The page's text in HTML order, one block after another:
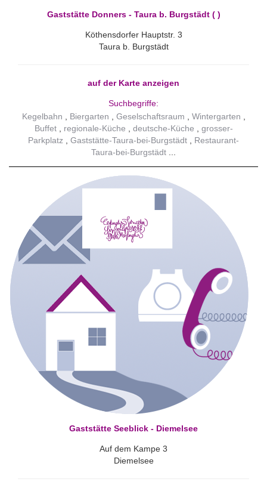
Gaststätte Donners - Taura b. Burgstädt ( )
Köthensdorfer Hauptstr. 3
Taura b. Burgstädt
auf der Karte anzeigen
Suchbegriffe:
Kegelbahn
Biergarten Geselschaftsraum
Wintergarten
Buffet
regionale-Küche deutsche-Küche
grosser-
Parkplatz
Gaststätte-Taura-bei-Burgstädt
Restaurant-
Taura-bei-Burgstädt
Gaststätte Seeblick - Diemelsee
Auf dem Kampe 3
Diemelsee